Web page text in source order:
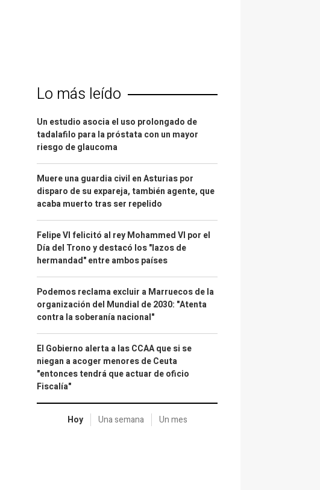
Lo más leído
Un estudio asocia el uso prolongado de
tadalafilo para la próstata con un mayor
riesgo de glaucoma
Muere una guardia civil en Asturias por
disparo de su expareja, también agente, que
acaba muerto tras ser repelido
Felipe VI felicitó al rey Mohammed VI por el
Día del Trono y destacó los "lazos de
hermandad" entre ambos países
Podemos reclama excluir a Marruecos de la
organización del Mundial de 2030: "Atenta
contra la soberanía nacional"
El Gobierno alerta a las CCAA que si se
niegan a acoger menores de Ceuta
"entonces tendrá que actuar de oficio
Fiscalía"
Hoy Una semana Un mes